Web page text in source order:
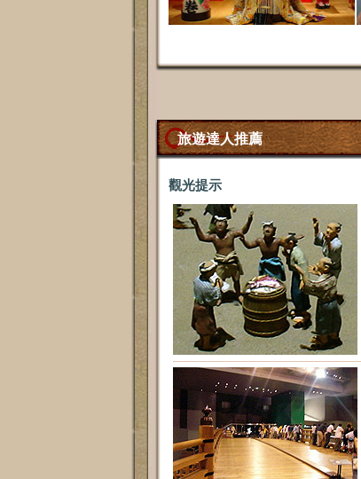
旅遊達人推薦
觀光提示